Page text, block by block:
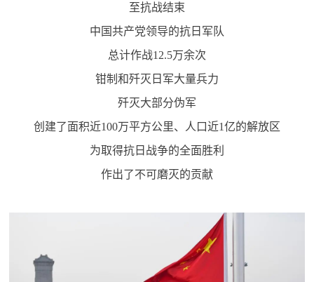
至抗战结束
中国共产党领导的抗日军队
总计作战12.5万余次
钳制和歼灭日军大量兵力
歼灭大部分伪军
创建了面积近100万平方公里、人口近1亿的解放区
为取得抗日战争的全面胜利
作出了不可磨灭的贡献